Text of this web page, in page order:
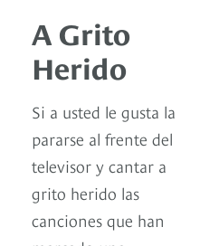
A Grito
Herido
Si a usted le gusta la
pararse al frente del
televisor y cantar a
grito herido las
canciones que han